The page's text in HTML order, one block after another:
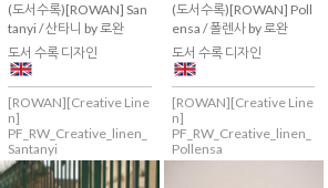
(도서수록)[ROWAN] San
tanyi / 산타니 by 로완
도서 수록 디자인
[ROWAN][Creative Line
n]
PF_RW_Creative_linen_
Santanyi
(도서수록)[ROWAN] Poll
ensa / 폴렌사 by 로완
도서 수록 디자인
[ROWAN][Creative Line
n]
PF_RW_Creative_linen_
Pollensa